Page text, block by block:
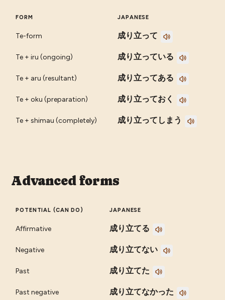
FORM JAPANESE
Te-form 成り立って
Te + iru (ongoing) 成り立っている
Te + aru (resultant) 成り立ってある
Te + oku (preparation) 成り立っておく
Te + shimau (completely) 成り立ってしまう
Advanced forms
POTENTIAL (CAN DO) JAPANESE
Affirmative 成り立てる
Negative 成り立てない
Past 成り立てた
Past negative 成り立てなかった